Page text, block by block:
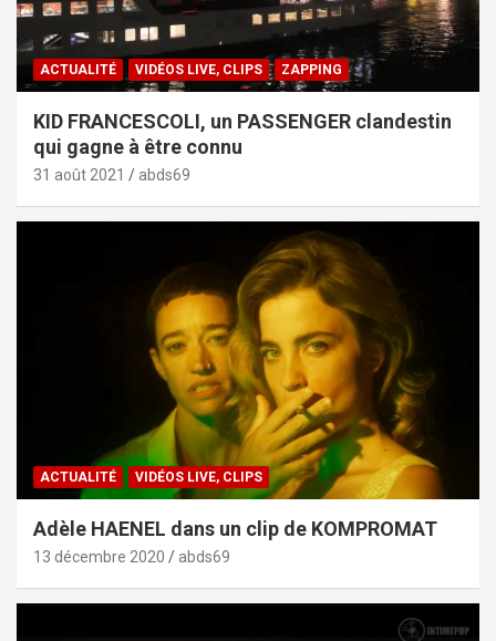
ACTUALITÉ VIDÉOS LIVE, CLIPS ZAPPING
KID FRANCESCOLI, un PASSENGER clandestin
qui gagne à être connu
31 août 2021 abds69
ACTUALITÉ VIDÉOS LIVE, CLIPS
Adèle HAENEL dans un clip de KOMPROMAT
13 décembre 2020 abds69